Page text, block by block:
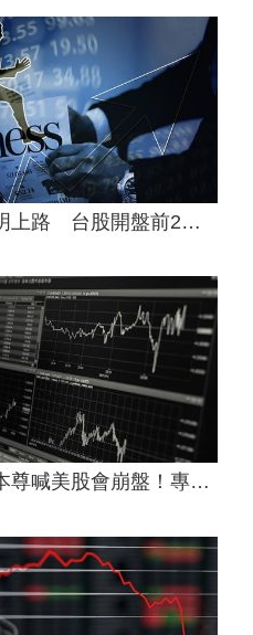
處置股新制明上路 台股開盤前2風險
《大賣空》本尊喊美股會崩盤！專家狠酸了